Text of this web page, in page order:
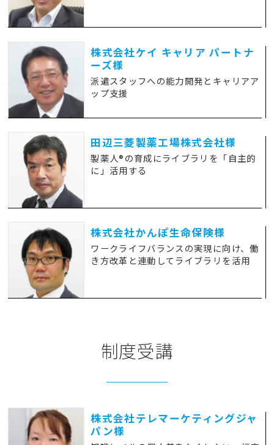
株式会社ケイ キャリア パートナ
ーズ様
派遣スタッフへの能力開発とキャリアア
ップ支援
田辺三菱製薬工場株式会社様
製薬人®の育成にライブラリを「自主的
に」活用する
株式会社かんぽ生命保険様
ワークライフバランスの実現に向け、働
き方改革と連動してライブラリを活用
制度受講
株式会社テレマーケティングジャ
パン様